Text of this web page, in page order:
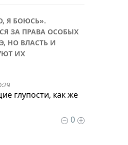
Я БОЮСЬ».
ЗА ПРАВА ОСОБЫХ
НО ВЛАСТЬ И
ИХ
глупости, как же
0